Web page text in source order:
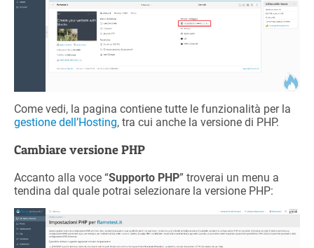
Come vedi, la pagina contiene tutte le funzionalità per la
gestione dell’Hosting, tra cui anche la versione di PHP.
Cambiare versione PHP
Accanto alla voce “Supporto PHP” troverai un menu a
tendina dal quale potrai selezionare la versione PHP: